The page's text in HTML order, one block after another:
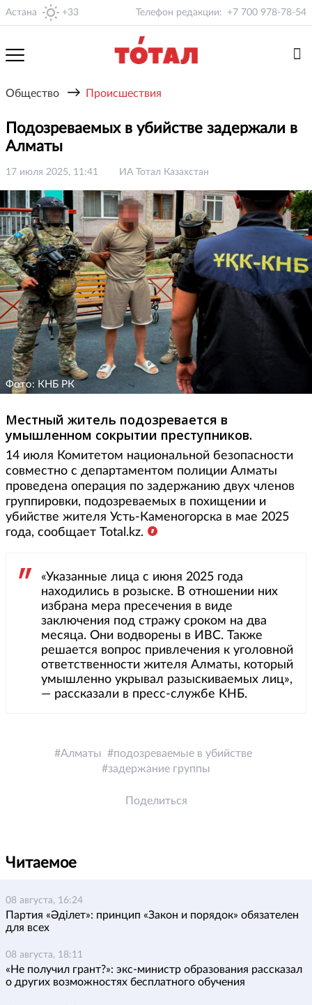
Астана +33 Телефон редакции: +7 700 978-78-54
Общество → Происшествия
Подозреваемых в убийстве задержали в
Алматы
17 июля 2025, 11:41 ИА Тотал Казахстан
Фото: КНБ РК
Местный житель подозревается в
умышленном сокрытии преступников.
14 июля Комитетом национальной безопасности
совместно с департаментом полиции Алматы
проведена операция по задержанию двух членов
группировки, подозреваемых в похищении и
убийстве жителя Усть-Каменогорска в мае 2025
года, сообщает Total.kz.
«Указанные лица с июня 2025 года
находились в розыске. В отношении них
избрана мера пресечения в виде
заключения под стражу сроком на два
месяца. Они водворены в ИВС. Также
решается вопрос привлечения к уголовной
ответственности жителя Алматы, который
умышленно укрывал разыскиваемых лиц»,
— рассказали в пресс-службе КНБ.
Алматы
подозреваемые в убийстве
задержание группы
Поделиться
Читаемое
08 августа, 16:24
Партия «Әділет»: принцип «Закон и порядок» обязателен
для всех
08 августа, 18:11
«Не получил грант?»: экс-министр образования рассказал
о других возможностях бесплатного обучения